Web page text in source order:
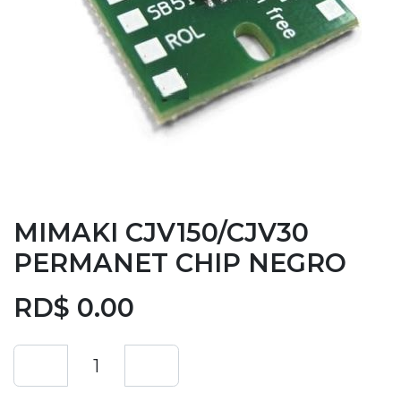
MIMAKI CJV150/CJV30
PERMANET CHIP NEGRO
RD$ 0.00